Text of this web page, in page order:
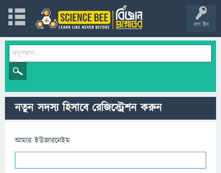
লগ ইন
নতুন সদস্য হিসাবে রেজিস্ট্রেশন করুন
আমার ইউজারনেইম